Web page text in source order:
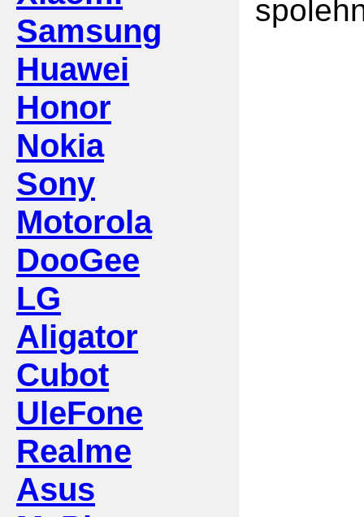
Samsung
Huawei
Honor
Nokia
Sony
Motorola
DooGee
LG
Aligator
Cubot
UleFone
Realme
Asus